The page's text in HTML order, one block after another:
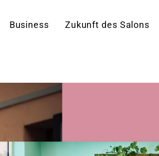
Business Zukunft des Salons